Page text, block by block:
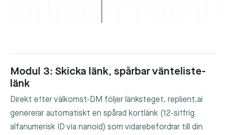
Modul 3: Skicka länk, spårbar vänteliste-
länk
Direkt efter välkomst-DM följer länksteget. replient.ai
genererar automatiskt en spårad kortlänk (12-siffrig
alfanumerisk ID via nanoid) som vidarebefordrar till din